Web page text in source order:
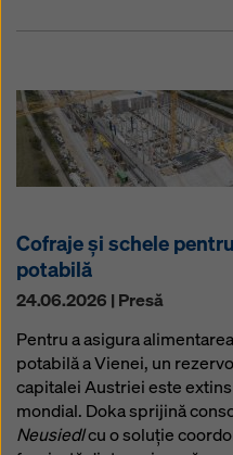
Cofraje și schele
potabilă
24.06.2026 | Presă
Pentru a asigura
potabilă a Vienei, un
capitalei Austriei este
mondial. Doka sprijină
Neusiedlcu o soluție